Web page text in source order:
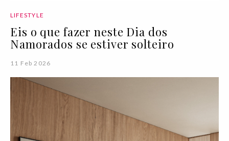
LIFESTYLE
Eis o que fazer neste Dia dos
Namorados se estiver solteiro
11 Feb 2026